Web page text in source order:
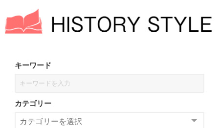
キーワード
カテゴリー